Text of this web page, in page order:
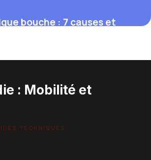
bouche : 7 causes et
: Mobilité et
TECHNIQUES